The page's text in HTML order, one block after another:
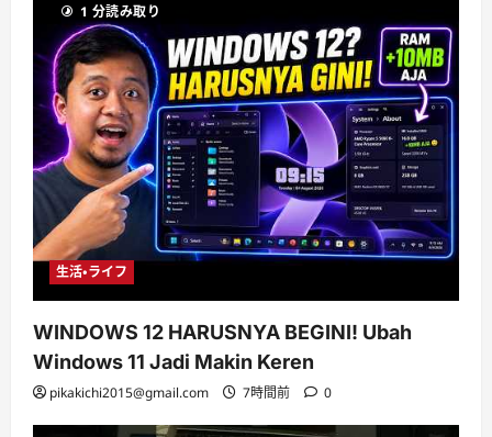
1 分読み取り
生活・ライフ
WINDOWS 12 HARUSNYA BEGINI! Ubah
Windows 11 Jadi Makin Keren
pikakichi2015@gmail.com 7時間前 0